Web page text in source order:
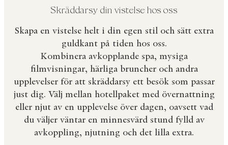
Skräddarsy din vistelse hos oss
Skapa en vistelse helt i din egen stil och sätt extra
guldkant på tiden hos oss.
Kombinera avkopplande spa, mysiga
filmvisningar, härliga bruncher och andra
upplevelser för att skräddarsy ett besök som passar
just dig. Välj mellan hotellpaket med övernattning
eller njut av en upplevelse över dagen, oavsett vad
du väljer väntar en minnesvärd stund fylld av
avkoppling, njutning och det lilla extra.